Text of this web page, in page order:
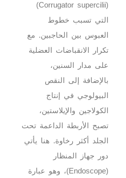
(Corrugator supercilii)
التي تسبب خطوط
العبوس بين الحاجبين. مع
تكرار الانقباضات العضلية
على مدار السنين،
بالإضافة إلى النقص
البيولوجي في إنتاج
الكولاجين والإيلاستين،
تصبح الأربطة الداعمة تحت
الجلد أكثر رخاوة. هنا يأتي
دور جهاز المنظار
(Endoscope)، وهو عبارة